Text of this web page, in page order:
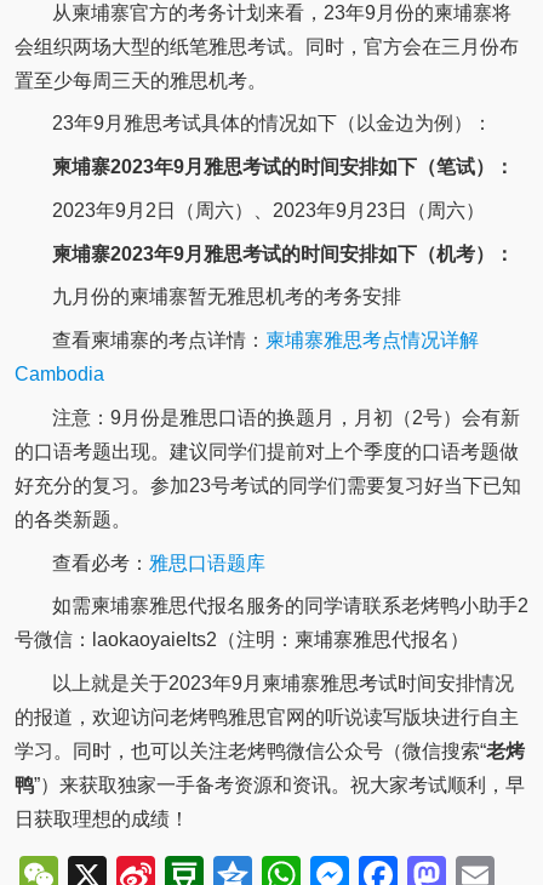
从柬埔寨官方的考务计划来看，23年9月份的柬埔寨将
会组织两场大型的纸笔雅思考试。同时，官方会在三月份布
置至少每周三天的雅思机考。
23年9月雅思考试具体的情况如下（以金边为例）：
柬埔寨2023年9月雅思考试的时间安排如下（笔试）：
2023年9月2日（周六）、2023年9月23日（周六）
柬埔寨2023年9月雅思考试的时间安排如下（机考）：
九月份的柬埔寨暂无雅思机考的考务安排
查看柬埔寨的考点详情： 柬埔寨雅思考点情况详解
Cambodia
注意：9月份是雅思口语的换题月，月初（2号）会有新
的口语考题出现。建议同学们提前对上个季度的口语考题做
好充分的复习。参加23号考试的同学们需要复习好当下已知
的各类新题。
查看必考： 雅思口语题库
如需柬埔寨雅思代报名服务的同学请联系老烤鸭小助手2
号微信：laokaoyaielts2（注明：柬埔寨雅思代报名）
以上就是关于2023年9月柬埔寨雅思考试时间安排情况
的报道，欢迎访问老烤鸭雅思官网的听说读写版块进行自主
学习。同时，也可以关注老烤鸭微信公众号（微信搜索“老烤
鸭”）来获取独家一手备考资源和资讯。祝大家考试顺利，早
日获取理想的成绩！
WeChat
X
SinaDouban
QzoneWhatsApp
Messenger